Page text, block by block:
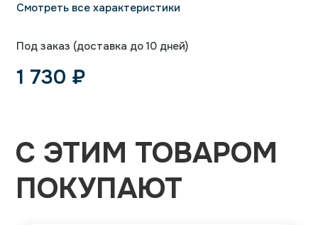
Смотреть все характеристики
Под заказ (доставка до 10 дней)
1 730 ₽
С ЭТИМ ТОВАРОМ
ПОКУПАЮТ